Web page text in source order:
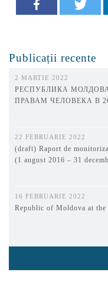
Publicații recente
2 MARTIE 2022
РЕСПУБЛИКА
ПРАВАМ ЧЕЛОВЕКА В
22 FEBRUARIE 2022
(draft) Raport de
(1 august 2016 – 31
16 FEBRUARIE 2022
Republic of Moldova at